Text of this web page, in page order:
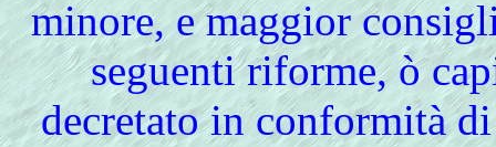
minore, e maggior
seguenti riforme, ò
decretato in conformità